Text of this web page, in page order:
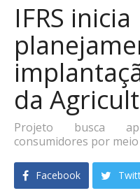
IFRS inicia
da
Projeto busca
consumidores por
Facebook